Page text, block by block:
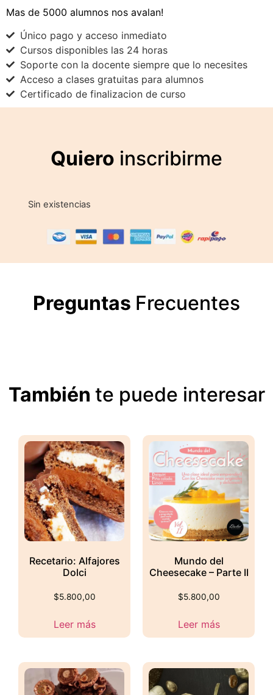
Mas de 5000 alumnos nos avalan!
Único pago y acceso inmediato
Cursos disponibles las 24 horas
Soporte con la docente siempre que lo necesites
Acceso a clases gratuitas para alumnos
Certificado de finalizacion de curso
Quiero inscribirme
Sin existencias
Preguntas Frecuentes
También te puede interesar
Recetario: Alfajores
Dolci
$5.800,00
Leer más
Mundo del
Cheesecake – Parte II
$5.800,00
Leer más